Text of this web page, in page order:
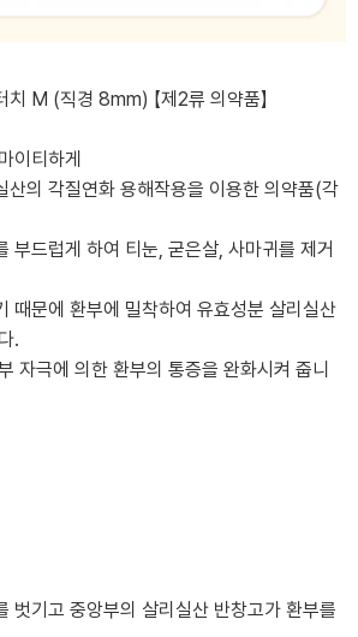
M (직경 8mm) 【제2류 의약품】
이티하게
산의 각질연화 용해작용을 이용한 의약품(각
부드럽게 하여 티눈, 굳은살, 사마귀를 제거
때문에 환부에 밀착하여 유효성분 살리실산
.
자극에 의한 환부의 통증을 완화시켜 줍니
벗기고 중앙부의 살리실산 반창고가 환부를